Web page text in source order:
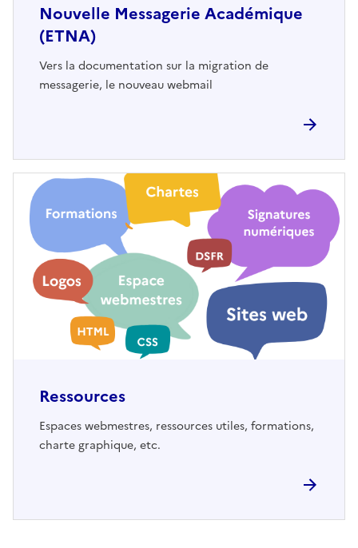
Nouvelle Messagerie Académique
(ETNA)
Vers la documentation sur la migration de
messagerie, le nouveau webmail
Ressources
Espaces webmestres, ressources utiles, formations,
charte graphique, etc.